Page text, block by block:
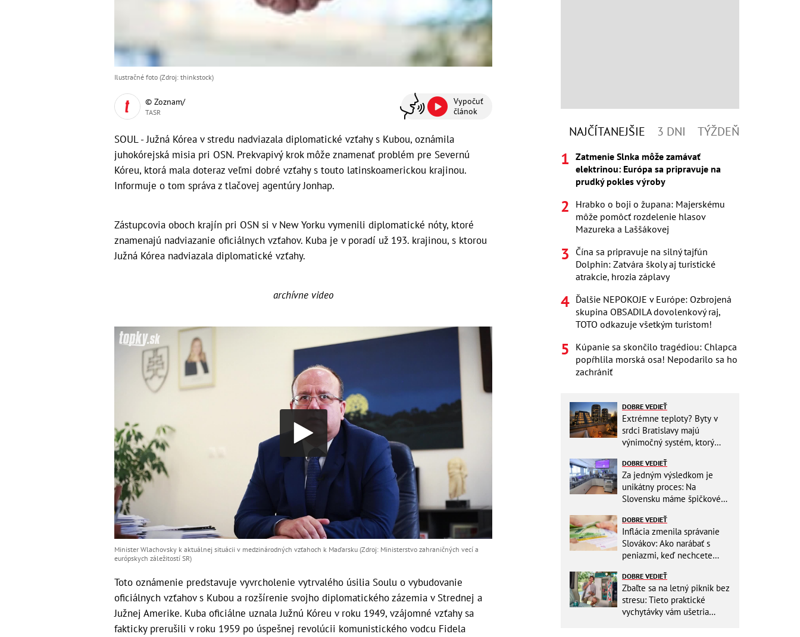
Ilustračné foto (Zdroj: thinkstock)
© Zoznam/
TASR
Vypočuť
článok
SOUL - Južná Kórea v stredu nadviazala diplomatické vzťahy s Kubou, oznámila
juhokórejská misia pri OSN. Prekvapivý krok môže znamenať problém pre Severnú
Kóreu, ktorá mala doteraz veľmi dobré vzťahy s touto latinskoamerickou krajinou.
Informuje o tom správa z tlačovej agentúry Jonhap.
Zástupcovia oboch krajín pri OSN si v New Yorku vymenili diplomatické nóty, ktoré
znamenajú nadviazanie oficiálnych vzťahov. Kuba je v poradí už 193. krajinou, s ktorou
Južná Kórea nadviazala diplomatické vzťahy.
archívne video
Minister Wlachovsky k aktuálnej situácii v medzinárodných vzťahoch k Maďarsku (Zdroj: Ministerstvo zahraničných vecí a
európskych záležitostí SR)
Toto oznámenie predstavuje vyvrcholenie vytrvalého úsilia Soulu o vybudovanie
oficiálnych vzťahov s Kubou a rozšírenie svojho diplomatického zázemia v Strednej a
Južnej Amerike. Kuba oficiálne uznala Južnú Kóreu v roku 1949, vzájomné vzťahy sa
fakticky prerušili v roku 1959 po úspešnej revolúcii komunistického vodcu Fidela
NAJČÍTANEJŠIE 3 DNI TÝŽDEŇ
Zatmenie Slnka môže zamávať
elektrinou: Európa sa pripravuje na
prudký pokles výroby
Hrabko o boji o župana: Majerskému
môže pomôcť rozdelenie hlasov
Mazureka a Laššákovej
Čína sa pripravuje na silný tajfún
Dolphin: Zatvára školy aj turistické
atrakcie, hrozia záplavy
Ďalšie NEPOKOJE v Európe: Ozbrojená
skupina OBSADILA dovolenkový raj,
TOTO odkazuje všetkým turistom!
Kúpanie sa skončilo tragédiou: Chlapca
popŕhlila morská osa! Nepodarilo sa ho
zachrániť
DOBRE VEDIEŤ
Extrémne teploty? Byty v
srdci Bratislavy majú
výnimočný systém, ktorý
DOBRE VEDIEŤ
Za jedným výsledkom je
unikátny proces: Na
Slovensku máme špičkové
DOBRE VEDIEŤ
Inflácia zmenila správanie
Slovákov: Ako narábať s
peniazmi, keď nechcete
DOBRE VEDIEŤ
Zbaľte sa na letný piknik bez
stresu: Tieto praktické
vychytávky vám ušetria